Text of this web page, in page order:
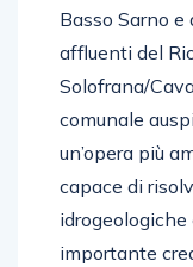
Basso Sarno
affluenti del
Solofrana/
comunale
un’opera più
capace di
importante